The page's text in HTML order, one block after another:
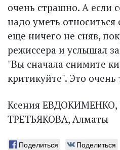
очень страшно. А если
надо уметь относиться
еще ничего не сняв,
режиссера и услышал
"Вы сначала снимите
критикуйте". Это очень
Ксения ЕВДОКИМЕНКО,
ТРЕТЬЯКОВА, Алматы
Поделиться Поделиться